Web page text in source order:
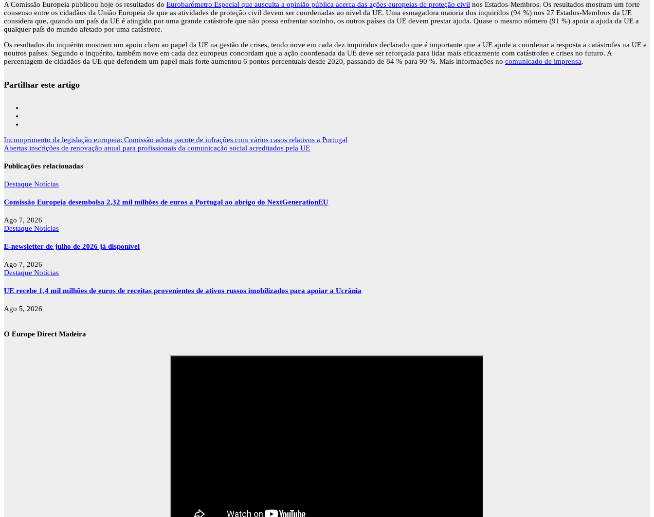
A Comissão Europeia publicou hoje os resultados do Eurobarómetro Especial que ausculta a opinião pública acerca das ações europeias de proteção civil nos Estados-Membros. Os resultados mostram um forte
consenso entre os cidadãos da União Europeia de que as atividades de proteção civil devem ser coordenadas ao nível da UE. Uma esmagadora maioria dos inquiridos (94 %) nos 27 Estados-Membros da UE
considera que, quando um país da UE é atingido por uma grande catástrofe que não possa enfrentar sozinho, os outros países da UE devem prestar ajuda. Quase o mesmo número (91 %) apoia a ajuda da UE a
qualquer país do mundo afetado por uma catástrofe.
Os resultados do inquérito mostram um apoio claro ao papel da UE na gestão de crises, tendo nove em cada dez inquiridos declarado que é importante que a UE ajude a coordenar a resposta a catástrofes na UE e
noutros países. Segundo o inquérito, também nove em cada dez europeus concordam que a ação coordenada da UE deve ser reforçada para lidar mais eficazmente com catástrofes e crises no futuro. A
percentagem de cidadãos da UE que defendem um papel mais forte aumentou 6 pontos percentuais desde 2020, passando de 84 % para 90 %. Mais informações no comunicado de imprensa.
Partilhar este artigo
Navegação
de
Incumprimento da legislação europeia: Comissão adota pacote de infrações com vários casos relativos a Portugal
Abertas inscrições de renovação anual para profissionais da comunicação social acreditados pela UE
Publicações relacionadas
Destaque Notícias
Comissão Europeia desembolsa 2,32 mil milhões de euros a Portugal ao abrigo do NextGenerationEU
Ago 7, 2026
Destaque Notícias
E-newsletter de julho de 2026 já disponível
Ago 7, 2026
Destaque Notícias
UE recebe 1,4 mil milhões de euros de receitas provenientes de ativos russos imobilizados para apoiar a Ucrânia
Ago 5, 2026
O Europe Direct Madeira